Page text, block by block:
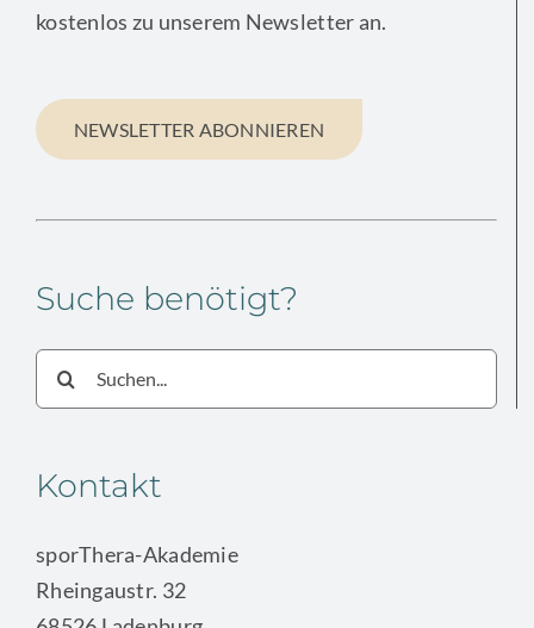
kostenlos zu unserem Newsletter an.
NEWSLETTER ABONNIEREN
Suche benötigt?
Suche
nach:
Kontakt
sporThera-Akademie
Rheingaustr. 32